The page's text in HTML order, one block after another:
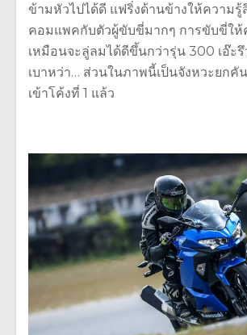
ข้ามหัวไปได้ดี แฟริ่งด้านข้างให้ความรู้
คอมแพคกับตัวผู้ขับขี่มากๆ การขับขี่ให้
เหมือนจะลู่ลมได้ดีขึ้นกว่ารุ่น 300 เอ๊ะ
เบาหว่า… ส่วนในภาพนี้เป็นจังหวะยกคั
เข้าโค้งที่ 1 แล้ว